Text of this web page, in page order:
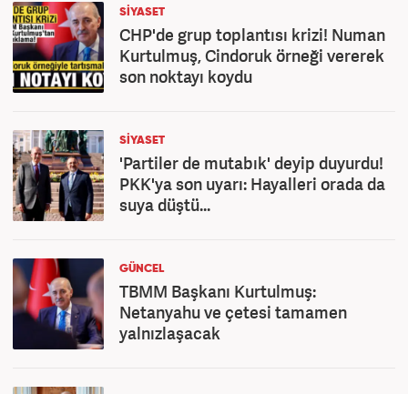
SİYASET
CHP'de grup toplantısı krizi! Numan
Kurtulmuş, Cindoruk örneği vererek
son noktayı koydu
SİYASET
'Partiler de mutabık' deyip duyurdu!
PKK'ya son uyarı: Hayalleri orada da
suya düştü...
GÜNCEL
TBMM Başkanı Kurtulmuş:
Netanyahu ve çetesi tamamen
yalnızlaşacak